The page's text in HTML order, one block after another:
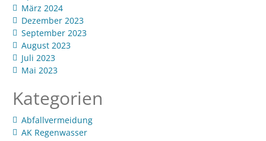
März 2024
Dezember 2023
September 2023
August 2023
Juli 2023
Mai 2023
Kategorien
Abfallvermeidung
AK Regenwasser